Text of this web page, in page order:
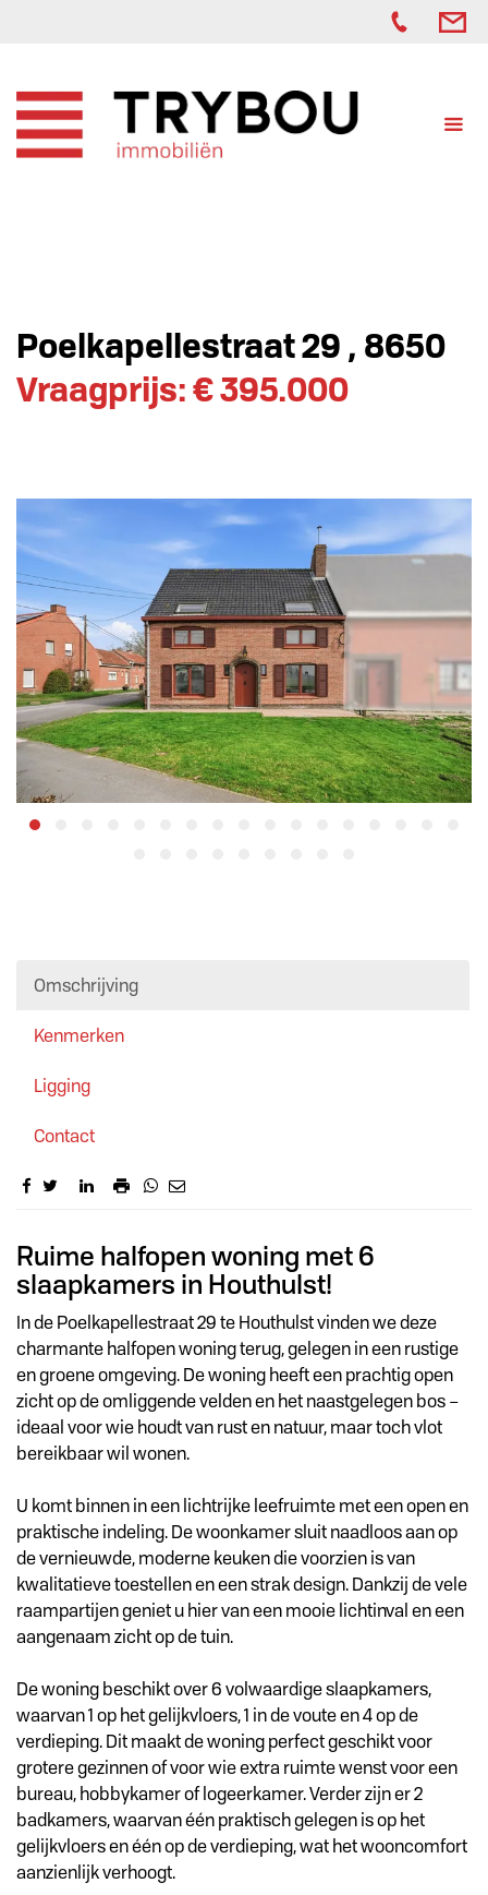
Poelkapellestraat 29 , 8650
Vraagprijs: € 395.000
Omschrijving
Kenmerken
Ligging
Contact
Omschrijving
Ruime halfopen woning met 6
slaapkamers in Houthulst!
In de Poelkapellestraat 29 te Houthulst vinden we deze
charmante halfopen woning terug, gelegen in een rustige
en groene omgeving. De woning heeft een prachtig open
zicht op de omliggende velden en het naastgelegen bos –
ideaal voor wie houdt van rust en natuur, maar toch vlot
bereikbaar wil wonen.
U komt binnen in een lichtrijke leefruimte met een open en
praktische indeling. De woonkamer sluit naadloos aan op
de vernieuwde, moderne keuken die voorzien is van
kwalitatieve toestellen en een strak design. Dankzij de vele
raampartijen geniet u hier van een mooie lichtinval en een
aangenaam zicht op de tuin.
De woning beschikt over 6 volwaardige slaapkamers,
waarvan 1 op het gelijkvloers, 1 in de voute en 4 op de
verdieping. Dit maakt de woning perfect geschikt voor
grotere gezinnen of voor wie extra ruimte wenst voor een
bureau, hobbykamer of logeerkamer. Verder zijn er 2
badkamers, waarvan één praktisch gelegen is op het
gelijkvloers en één op de verdieping, wat het wooncomfort
aanzienlijk verhoogt.